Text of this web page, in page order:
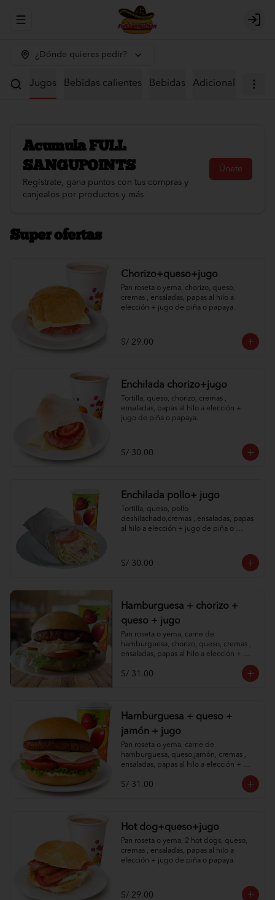
Abrir menu de navegación
¿Dónde quieres pedir?
Jugos Bebidas calientes Bebidas Adicionales
Acumula FULL
SANGUPOINTS
Regístrate, gana puntos con tus compras y
canjealos por productos y más
Únete
Super ofertas
Chorizo+queso+jugo
Pan roseta o yema, chorizo, queso,
cremas , ensaladas, papas al hilo a
elección + jugo de piña o papaya.
S/ 29.00
Enchilada chorizo+jugo
Tortilla, queso, chorizo, cremas ,
ensaladas, papas al hilo a elección +
jugo de piña o papaya.
S/ 30.00
Enchilada pollo+ jugo
Tortilla, queso, pollo
deshilachado,cremas , ensaladas, papas
al hilo a elección + jugo de piña o
S/ 30.00
Hamburguesa + chorizo +
queso + jugo
Pan roseta o yema, carne de
hamburguesa, chorizo, queso, cremas ,
ensaladas, papas al hilo a elección +
S/ 31.00
Hamburguesa + queso +
jamón + jugo
Pan roseta o yema, carne de
hamburguesa, queso,jamón, cremas ,
ensaladas, papas al hilo a elección +
S/ 31.00
Hot dog+queso+jugo
Pan roseta o yema, 2 hot dogs, queso,
cremas , ensaladas, papas al hilo a
elección + jugo de piña o papaya.
S/ 29.00